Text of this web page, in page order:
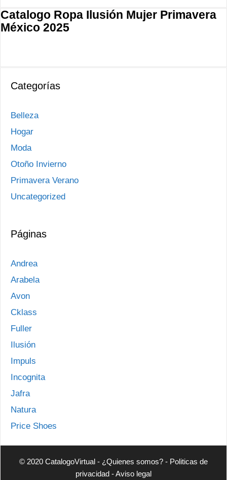
Catalogo Ropa Ilusión Mujer Primavera
México 2025
Categorías
Belleza
Hogar
Moda
Otoño Invierno
Primavera Verano
Uncategorized
Páginas
Andrea
Arabela
Avon
Cklass
Fuller
Ilusión
Impuls
Incognita
Jafra
Natura
Price Shoes
© 2020 CatalogoVirtual - ¿Quienes somos? - Politicas de
privacidad -Aviso legal